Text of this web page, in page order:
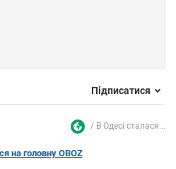
Підписатися
В Одесі сталася...
на головну OBOZ